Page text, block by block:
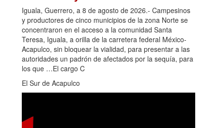
Iguala, Guerrero, a 8 de agosto de 2026.- Campesinos
y productores de cinco municipios de la zona Norte se
concentraron en el acceso a la comunidad Santa
Teresa, Iguala, a orilla de la carretera federal México-
Acapulco, sin bloquear la vialidad, para presentar a las
autoridades un padrón de afectados por la sequía, para
los que …El cargo C
El Sur de Acapulco